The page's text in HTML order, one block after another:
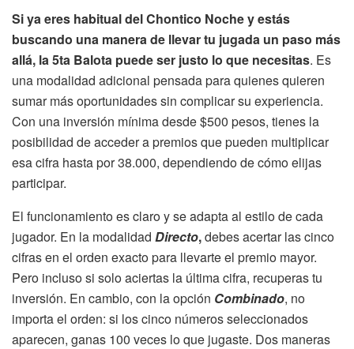
Si ya eres habitual del Chontico Noche y estás
buscando una manera de llevar tu jugada un paso más
allá, la 5ta Balota puede ser justo lo que necesitas. Es
una modalidad adicional pensada para quienes quieren
sumar más oportunidades sin complicar su experiencia.
Con una inversión mínima desde $500 pesos, tienes la
posibilidad de acceder a premios que pueden multiplicar
esa cifra hasta por 38.000, dependiendo de cómo elijas
participar.
El funcionamiento es claro y se adapta al estilo de cada
jugador. En la modalidad Directo,debes acertar las cinco
cifras en el orden exacto para llevarte el premio mayor.
Pero incluso si solo aciertas la última cifra, recuperas tu
inversión. En cambio, con la opción Combinado, no
importa el orden: si los cinco números seleccionados
aparecen, ganas 100 veces lo que jugaste. Dos maneras